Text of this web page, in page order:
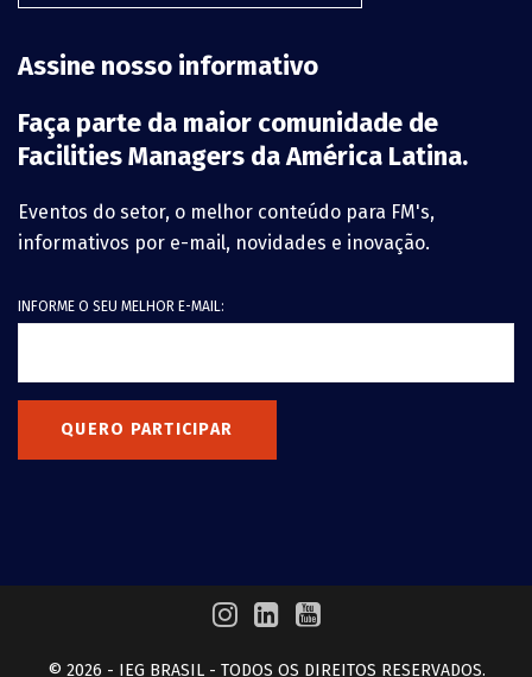
Assine nosso informativo
Faça parte da maior comunidade de
Facilities Managers da América Latina.
Eventos do setor, o melhor conteúdo para FM's,
informativos por e-mail, novidades e inovação.
INFORME O SEU MELHOR E-MAIL:
QUERO PARTICIPAR
© 2026 - IEG BRASIL - TODOS OS DIREITOS RESERVADOS.